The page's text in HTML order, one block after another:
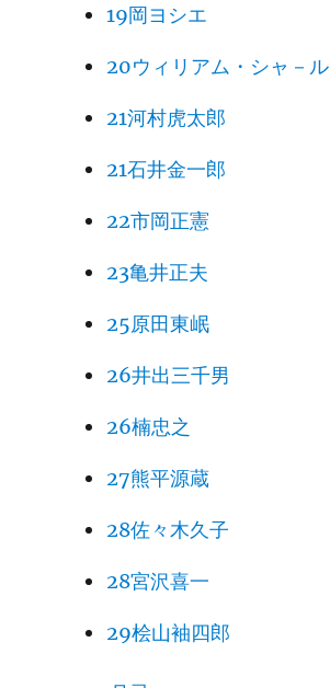
19岡ヨシエ
20ウィリアム・シャ－ル
21河村虎太郎
21石井金一郎
22市岡正憲
23亀井正夫
25原田東岷
26井出三千男
26楠忠之
27熊平源蔵
28佐々木久子
28宮沢喜一
29桧山袖四郎